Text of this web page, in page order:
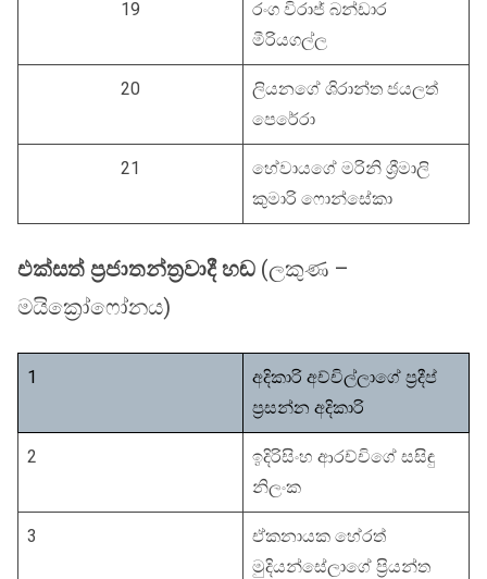
19
රංග විරා‍ජ් බන්ඩාර
මීරියගල්ල
20
ලියනගේ ශිරාන්ත ජයලත්
පෙරේරා
21
හේවායගේ මරිනි ශ්‍රීමාලි
කුමාරි ෆොන්සේකා
එක්සත් ප්‍රජාතන්ත්‍රවාදී හඬ (ලකුණ –
මයික්‍රෝෆෝනය)
1
අදිකාරි අච්චිල්ලාගේ ප්‍රදීප්
ප්‍රසන්න අදිකාරි
2
ඉදිරිසිංහ ආරච්චිගේ සසිඳු
නිලංක
3
ඒකනායක හේරත්
මුදියන්සේලාගේ ප්‍රියන්ත